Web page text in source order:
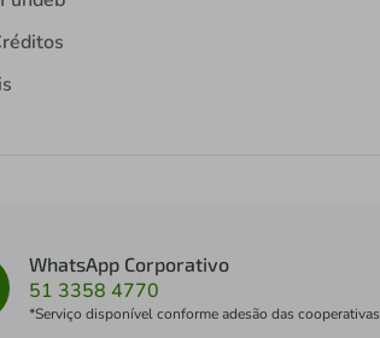
WhatsApp Corporativo
51 3358 4770
*Serviço disponível conforme adesão das cooperativas